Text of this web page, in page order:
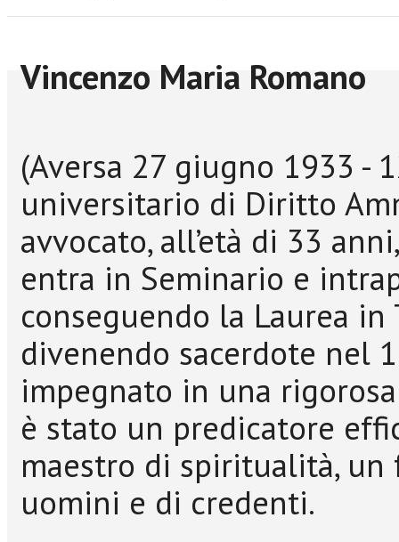
Vincenzo Maria Romano
(Aversa 27 giugno 1933 -
universitario di Diritto
avvocato, all’età di 33
entra in Seminario e
conseguendo la Laurea
divenendo sacerdote nel
impegnato in una
è stato un predicatore
maestro di spiritualità,
uomini e di credenti.